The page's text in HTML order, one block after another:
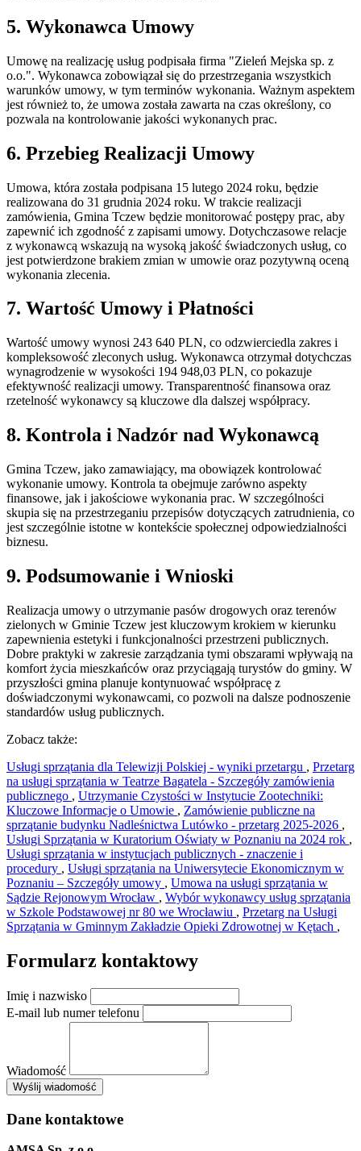
5. Wykonawca Umowy
Umowę na realizację usług podpisała firma "Zieleń Mejska sp. z
o.o.". Wykonawca zobowiązał się do przestrzegania wszystkich
warunków umowy, w tym terminów wykonania. Ważnym aspektem
jest również to, że umowa została zawarta na czas określony, co
pozwala na kontrolowanie jakości wykonanych prac.
6. Przebieg Realizacji Umowy
Umowa, która została podpisana 15 lutego 2024 roku, będzie
realizowana do 31 grudnia 2024 roku. W trakcie realizacji
zamówienia, Gmina Tczew będzie monitorować postępy prac, aby
zapewnić ich zgodność z zapisami umowy. Dotychczasowe relacje
z wykonawcą wskazują na wysoką jakość świadczonych usług, co
jest potwierdzone brakiem zmian w umowie oraz pozytywną oceną
wykonania zlecenia.
7. Wartość Umowy i Płatności
Wartość umowy wynosi 243 640 PLN, co odzwierciedla zakres i
kompleksowość zleconych usług. Wykonawca otrzymał dotychczas
wynagrodzenie w wysokości 194 948,03 PLN, co pokazuje
efektywność realizacji umowy. Transparentność finansowa oraz
rzetelność wykonawcy są kluczowe dla dalszej współpracy.
8. Kontrola i Nadzór nad Wykonawcą
Gmina Tczew, jako zamawiający, ma obowiązek kontrolować
wykonanie umowy. Kontrola ta obejmuje zarówno aspekty
finansowe, jak i jakościowe wykonania prac. W szczególności
skupia się na przestrzeganiu przepisów dotyczących zatrudnienia, co
jest szczególnie istotne w kontekście społecznej odpowiedzialności
biznesu.
9. Podsumowanie i Wnioski
Realizacja umowy o utrzymanie pasów drogowych oraz terenów
zielonych w Gminie Tczew jest kluczowym krokiem w kierunku
zapewnienia estetyki i funkcjonalności przestrzeni publicznych.
Dobre praktyki w zakresie zarządzania tymi obszarami wpływają na
komfort życia mieszkańców oraz przyciągają turystów do gminy. W
przyszłości gmina planuje kontynuować współpracę z
doświadczonymi wykonawcami, co pozwoli na dalsze podnoszenie
standardów usług publicznych.
Zobacz także:
Usługi sprzątania dla Telewizji Polskiej - wyniki przetargu , Przetarg
na usługi sprzątania w Teatrze Bagatela - Szczegóły zamówienia
publicznego , Utrzymanie Czystości w Instytucie Zootechniki:
Kluczowe Informacje o Umowie , Zamówienie publiczne na
sprzątanie budynku Nadleśnictwa Lutówko - przetarg 2025-2026 ,
Usługi Sprzątania w Kuratorium Oświaty w Poznaniu na 2024 rok ,
Usługi sprzątania w instytucjach publicznych - znaczenie i
procedury , Usługi sprzątania na Uniwersytecie Ekonomicznym w
Poznaniu – Szczegóły umowy , Umowa na usługi sprzątania w
Sądzie Rejonowym Wrocław , Wybór wykonawcy usług sprzątania
w Szkole Podstawowej nr 80 we Wrocławiu , Przetarg na Usługi
Sprzątania w Gminnym Zakładzie Opieki Zdrowotnej w Kętach ,
Formularz kontaktowy
Imię i nazwisko
E-mail lub numer telefonu
Wiadomość
Wyślij wiadomośćAMSA Sp. z o.o. - ul. Blokowa 8, Warszawa
+
−
Dane kontaktowe